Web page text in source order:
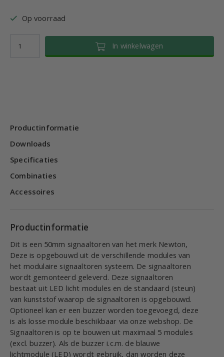
Op voorraad
In winkelwagen
Productinformatie
Downloads
Specificaties
Combinaties
Accessoires
Productinformatie
Dit is een 50mm signaaltoren van het merk Newton,
Deze is opgebouwd uit de verschillende modules van
het modulaire signaaltoren systeem. De signaaltoren
wordt gemonteerd geleverd. Deze signaaltoren
bestaat uit LED licht modules en de standaard (steun)
van kunststof waarop de signaaltoren is opgebouwd.
Optioneel kan er een buzzer worden toegevoegd, deze
is als losse module beschikbaar via onze webshop. De
Signaaltoren is op te bouwen uit maximaal 5 modules
(excl. buzzer). Als de buzzer i.c.m. de blauwe
lichtmodule (LED) wordt gebruik, dan worden deze